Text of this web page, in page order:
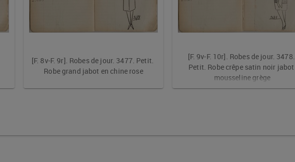
[F. 8v-F. 9r]. Robes de jour. 3477. Petit.
Robe grand jabot en chine rose
[F. 9v-F. 10r]. Robes de jour. 3478.
Petit. Robe crêpe satin noir jabot
mousseline grège